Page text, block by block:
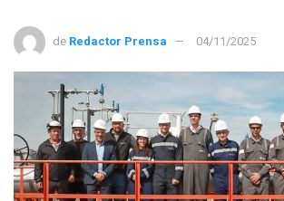
de Redactor Prensa 04/11/2025